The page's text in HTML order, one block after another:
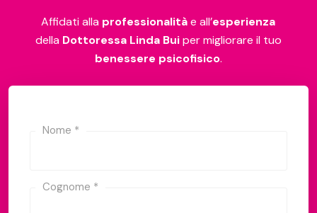
Affidati alla professionalitàe all’esperienza
della Dottoressa Linda Buiper migliorare il tuo
benessere psicofisico.
Nome *
Cognome *